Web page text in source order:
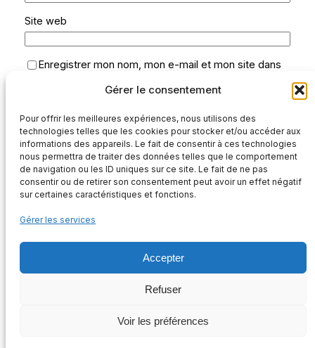
Gérer le consentement
Pour offrir les meilleures expériences, nous utilisons des
technologies telles que les cookies pour stocker et/ou accéder aux
informations des appareils. Le fait de consentir à ces technologies
nous permettra de traiter des données telles que le comportement
de navigation ou les ID uniques sur ce site. Le fait de ne pas
consentir ou de retirer son consentement peut avoir un effet négatif
sur certaines caractéristiques et fonctions.
Gérer les services
Accepter
Refuser
Voir les préférences
Site web
Enregistrer mon nom, mon e-mail et mon site dans
ASSOCIATION INFORMATION ET SOUTIEN AUX DROITS DU PEUPLE